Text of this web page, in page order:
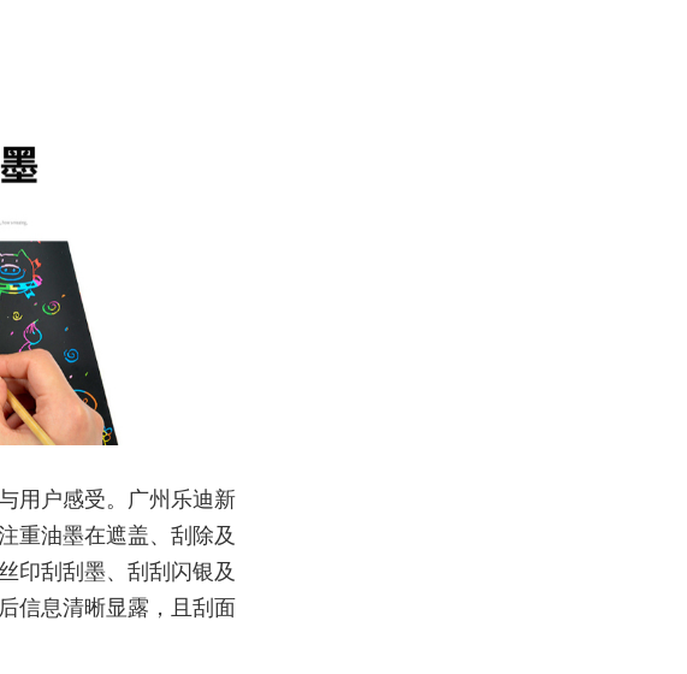
用户感受。广州乐迪新
重油墨在遮盖、刮除及
印刮刮墨、刮刮闪银及
信息清晰显露，且刮面